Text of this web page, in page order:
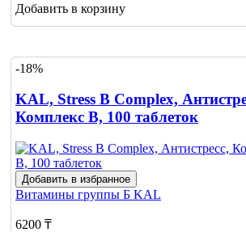
Добавить в корзину
-18%
KAL, Stress B Complex,
Комплекс В, 100 таблеток
Добавить в избранное
Витамины группы Б KAL
6200 ₸